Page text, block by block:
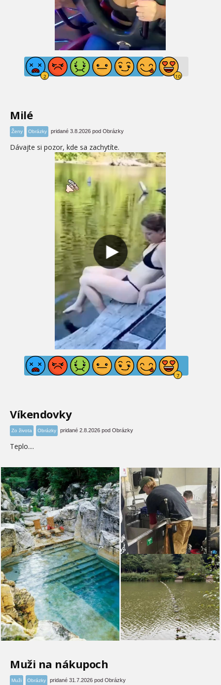
Milé
Ženy Obrázky pridané 3.8.2026 pod Obrázky
Dávajte si pozor, kde sa zachytíte.
Víkendovky
Zo života Obrázky pridané 2.8.2026 pod Obrázky
Teplo....
Muži na nákupoch
Muži Obrázky pridané 31.7.2026 pod Obrázky